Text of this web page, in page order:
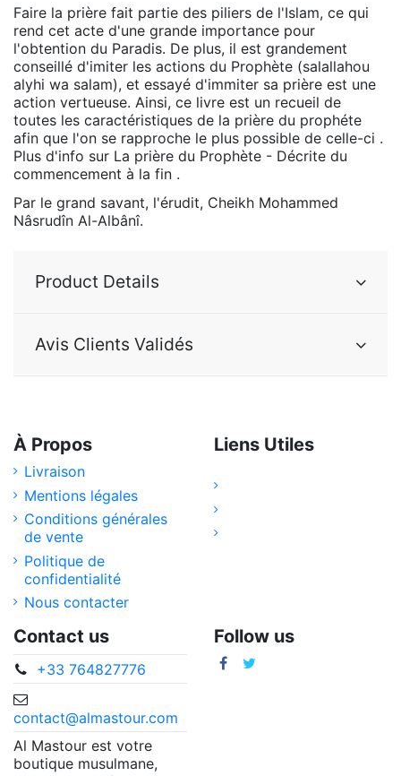
Faire la prière fait partie des piliers de l'Islam, ce qui
rend cet acte d'une grande importance pour
l'obtention du Paradis. De plus, il est grandement
conseillé d'imiter les actions du Prophète (salallahou
alyhi wa salam), et essayé d'immiter sa prière est une
action vertueuse. Ainsi, ce livre est un recueil de
toutes les caractéristiques de la prière du prophéte
afin que l'on se rapproche le plus possible de celle-ci .
Plus d'info sur La prière du Prophète - Décrite du
commencement à la fin .
Par le grand savant, l'érudit, Cheikh Mohammed
Nâsrudîn Al-Albânî.
Product Details
Avis Clients Validés
À Propos
Livraison
Mentions légales
Conditions générales
de vente
Politique de
confidentialité
Nous contacter
Liens Utiles
Contact us
+33 764827776
contact@almastour.com
Al Mastour est votre
boutique musulmane,
Follow us